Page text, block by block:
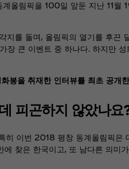
올림픽을 100일 앞둔 지난 11월
를 돌며, 올림픽의 열기를 후끈
장 큰 이벤트 중 하나다. 하지만
봉을 취재한 인터뷰를 최초 공개
피곤하지 않았나요
히 이번 2018 평창 동계올림픽
찾은 한국이고, 또 남다른 의미